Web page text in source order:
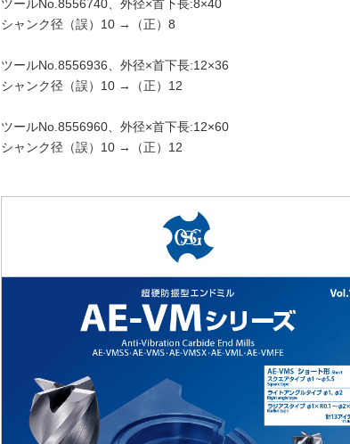
ツールNo.8556740、外径×首下長:8×40
シャンク径（誤）10 →（正）8
ツールNo.8556936、外径×首下長:12×36
シャンク径（誤）10 →（正）12
ツールNo.8556960、外径×首下長:12×60
シャンク径（誤）10 →（正）12